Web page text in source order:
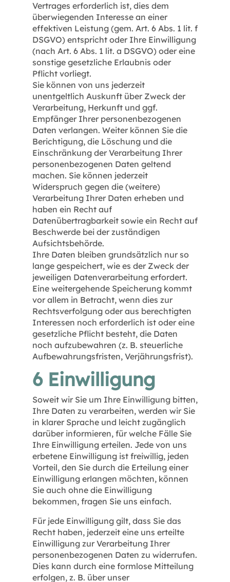
Vertrages erforderlich ist, dies dem
überwiegenden Interesse an einer
effektiven Leistung (gem. Art. 6 Abs. 1 lit. f
DSGVO) entspricht oder Ihre Einwilligung
(nach Art. 6 Abs. 1 lit. a DSGVO) oder eine
sonstige gesetzliche Erlaubnis oder
Pflicht vorliegt.
Sie können von uns jederzeit
unentgeltlich Auskunft über Zweck der
Verarbeitung, Herkunft und ggf.
Empfänger Ihrer personenbezogenen
Daten verlangen. Weiter können Sie die
Berichtigung, die Löschung und die
Einschränkung der Verarbeitung Ihrer
personenbezogenen Daten geltend
machen. Sie können jederzeit
Widerspruch gegen die (weitere)
Verarbeitung Ihrer Daten erheben und
haben ein Recht auf
Datenübertragbarkeit sowie ein Recht auf
Beschwerde bei der zuständigen
Aufsichtsbehörde.
Ihre Daten bleiben grundsätzlich nur so
lange gespeichert, wie es der Zweck der
jeweiligen Datenverarbeitung erfordert.
Eine weitergehende Speicherung kommt
vor allem in Betracht, wenn dies zur
Rechtsverfolgung oder aus berechtigten
Interessen noch erforderlich ist oder eine
gesetzliche Pflicht besteht, die Daten
noch aufzubewahren (z. B. steuerliche
Aufbewahrungsfristen, Verjährungsfrist).
6 Einwilligung
Soweit wir Sie um Ihre Einwilligung bitten,
Ihre Daten zu verarbeiten, werden wir Sie
in klarer Sprache und leicht zugänglich
darüber informieren, für welche Fälle Sie
Ihre Einwilligung erteilen. Jede von uns
erbetene Einwilligung ist freiwillig, jeden
Vorteil, den Sie durch die Erteilung einer
Einwilligung erlangen möchten, können
Sie auch ohne die Einwilligung
bekommen, fragen Sie uns einfach.
Für jede Einwilligung gilt, dass Sie das
Recht haben, jederzeit eine uns erteilte
Einwilligung zur Verarbeitung Ihrer
personenbezogenen Daten zu widerrufen.
Dies kann durch eine formlose Mitteilung
erfolgen, z. B. über unser